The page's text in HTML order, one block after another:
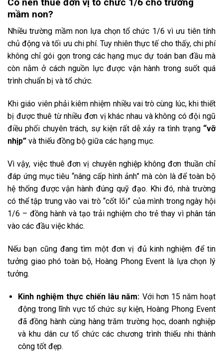
mầm non?
Nhiều trường mầm non lựa chọn tổ chức 1/6 vì ưu tiên tính
chủ động và tối ưu chi phí. Tuy nhiên thực tế cho thấy, chi phí
không chỉ gói gọn trong các hạng mục dự toán ban đầu mà
còn nằm ở cách nguồn lực được vận hành trong suốt quá
trình chuẩn bị và tổ chức.
Khi giáo viên phải kiêm nhiệm nhiều vai trò cùng lúc, khi thiết
bị được thuê từ nhiều đơn vị khác nhau và không có đội ngũ
điều phối chuyên trách, sự kiện rất dễ xảy ra tình trạng“vỡ
nhịp” và thiếu đồng bộ giữa các hạng mục.
Vì vậy, việc thuê đơn vị chuyên nghiệp không đơn thuần chỉ
đáp ứng mục tiêu “nâng cấp hình ảnh” mà còn là để toàn bộ
hệ thống được vận hành đúng quỹ đạo. Khi đó, nhà trường
có thể tập trung vào vai trò “cốt lõi” của mình trong ngày hội
1/6 – đồng hành và tạo trải nghiệm cho trẻ thay vì phân tán
vào các đầu việc khác.
Nếu bạn cũng đang tìm một đơn vị đủ kinh nghiệm để tin
tưởng giao phó toàn bộ, Hoàng Phong Event là lựa chọn lý
tưởng.
Kinh nghiệm thực chiến lâu năm: Với hơn 15 năm hoạt
động trong lĩnh vực tổ chức sự kiện, Hoàng Phong Event
đã đồng hành cùng hàng trăm trường học, doanh nghiệp
và khu dân cư tổ chức các chương trình thiếu nhi thành
công tốt đẹp.